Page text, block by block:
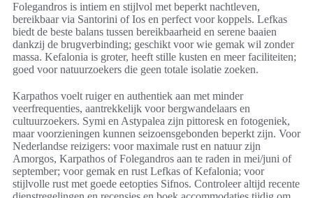
Folegandros is intiem en stijlvol met beperkt nachtleven,
bereikbaar via Santorini of Ios en perfect voor koppels. Lefkas
biedt de beste balans tussen bereikbaarheid en serene baaien
dankzij de brugverbinding; geschikt voor wie gemak wil zonder
massa. Kefalonia is groter, heeft stille kusten en meer faciliteiten;
goed voor natuurzoekers die geen totale isolatie zoeken.
Karpathos voelt ruiger en authentiek aan met minder
veerfrequenties, aantrekkelijk voor bergwandelaars en
cultuurzoekers. Symi en Astypalea zijn pittoresk en fotogeniek,
maar voorzieningen kunnen seizoensgebonden beperkt zijn. Voor
Nederlandse reizigers: voor maximale rust en natuur zijn
Amorgos, Karpathos of Folegandros aan te raden in mei/juni of
september; voor gemak en rust Lefkas of Kefalonia; voor
stijlvolle rust met goede eetopties Sifnos. Controleer altijd recente